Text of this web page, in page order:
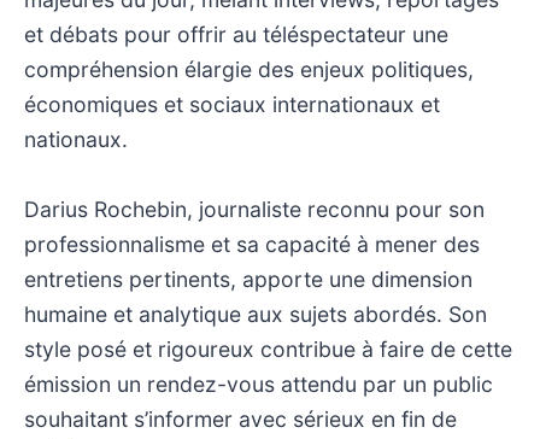
et débats pour offrir au téléspectateur une
compréhension élargie des enjeux politiques,
économiques et sociaux internationaux et
nationaux.
Darius Rochebin, journaliste reconnu pour son
professionnalisme et sa capacité à mener des
entretiens pertinents, apporte une dimension
humaine et analytique aux sujets abordés. Son
style posé et rigoureux contribue à faire de cette
émission un rendez-vous attendu par un public
souhaitant s’informer avec sérieux en fin de